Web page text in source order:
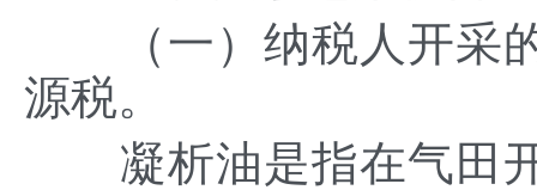
（一）纳税人开采的
源税。
凝析油是指在气田开